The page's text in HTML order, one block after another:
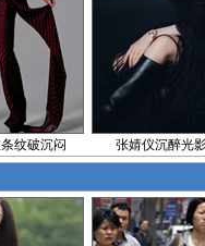
纹破沉闷 张婧仪沉醉光